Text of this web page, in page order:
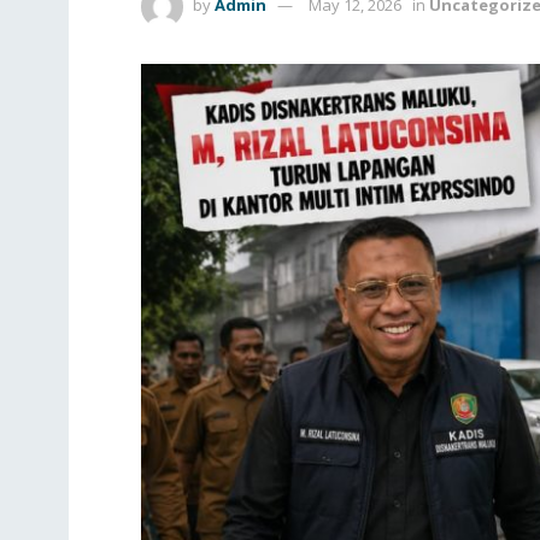
byAdmin May 12, 2026 in